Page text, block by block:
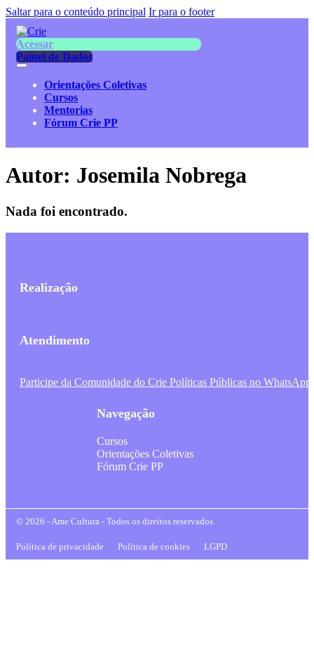
Saltar para o conteúdo principal Ir para o footer
Acessar
Painel de Dados
Orientações Coletivas
Cursos
Mentorias
Fórum Crie PP
Autor: Josemila Nobrega
Nada foi encontrado.
Realização
Atendimento
Participe da Comunidade do Crie Políticas Públicas no WhatsApp
Navegação
Cursos
Orientações Coletivas
Fórum Crie PP
© 2026 - Ame Cultura - Todos os direitos reservados.
Política de privacidade Política de cookies LGPD